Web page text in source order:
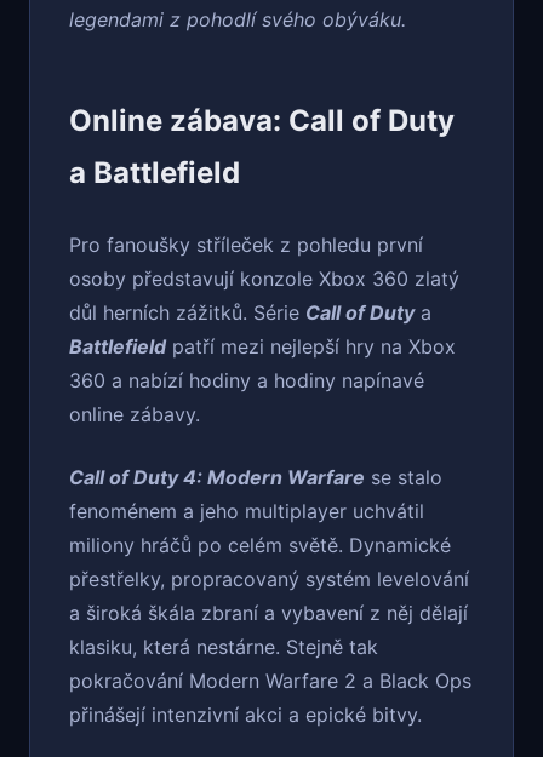
legendami z pohodlí svého obýváku.
Online zábava: Call of Duty
a Battlefield
Pro fanoušky stříleček z pohledu první
osoby představují konzole Xbox 360 zlatý
důl herních zážitků. Série Call of Dutya
Battlefieldpatří mezi nejlepší hry na Xbox
360 a nabízí hodiny a hodiny napínavé
online zábavy.
Call of Duty 4: Modern Warfare se stalo
fenoménem a jeho multiplayer uchvátil
miliony hráčů po celém světě. Dynamické
přestřelky, propracovaný systém levelování
a široká škála zbraní a vybavení z něj dělají
klasiku, která nestárne. Stejně tak
pokračování Modern Warfare 2 a Black Ops
přinášejí intenzivní akci a epické bitvy.